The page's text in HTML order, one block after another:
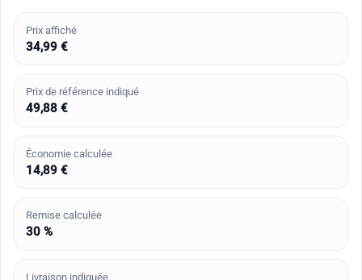
Prix affiché
34,99 €
Prix de référence indiqué
49,88 €
Économie calculée
14,89 €
Remise calculée
30 %
Livraison indiquée